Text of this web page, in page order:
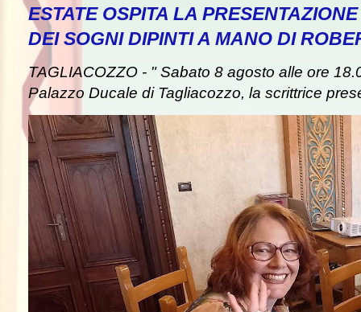
ESTATE OSPITA LA
DEI SOGNI DIPINTI A MANO DI
TAGLIACOZZO - " Sabato 8 agosto alle ore
Palazzo Ducale di Tagliacozzo, la scrittrice